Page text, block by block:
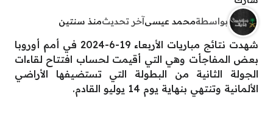
بواسطةمحمد عيسى آخر تحديثمنذ سنتين
شهدت نتائج مباريات الأربعاء 19-6-2024 في أمم أوروبا
بعض المفاجأت وهي التي أقيمت لحساب افتتاح لقاءات
الجولة الثانية من البطولة التي تستضيفها الأراضي
الألمانية وتنتهي بنهاية يوم 14 يوليو القادم.